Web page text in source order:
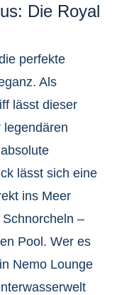
Die Royal
perfekte
Als
lässt dieser
legendären
lässt sich eine
ins Meer
–
Pool. Wer es
Nemo Lounge